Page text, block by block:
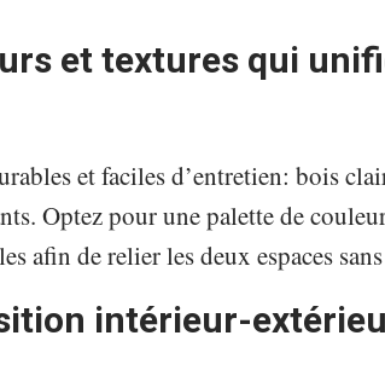
et textures qui
et faciles d’entretien: bois
Optez pour une palette de
afin de relier les deux espaces
intérieur-